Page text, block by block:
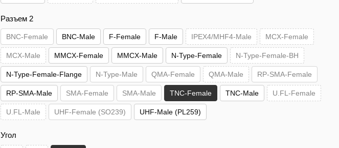
Разъем 2
BNC-Female BNC-Male F-Female F-Male IPEX4/MHF4-Male MCX-Female
MCX-Male MMCX-Female MMCX-Male N-Type-Female N-Type-Female-BH
N-Type-Female-Flange N-Type-Male QMA-Female QMA-Male RP-SMA-Female
RP-SMA-Male SMA-Female SMA-Male TNC-Female TNC-Male U.FL-Female
U.FL-Male UHF-Female (SO239) UHF-Male (PL259)
Угол